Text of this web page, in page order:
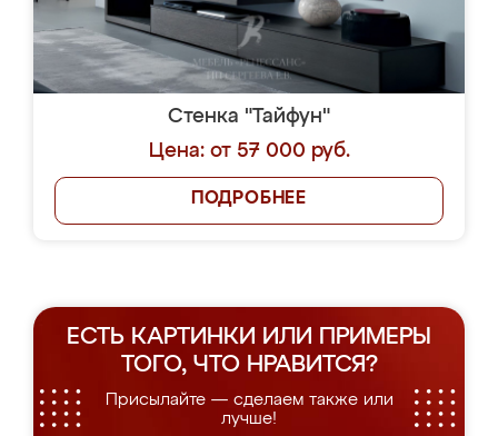
Стенка "Тайфун"
Цена: от 57 000 руб.
ПОДРОБНЕЕ
ЕСТЬ КАРТИНКИ ИЛИ ПРИМЕРЫ
ТОГО, ЧТО НРАВИТСЯ?
Присылайте — сделаем также или
лучше!